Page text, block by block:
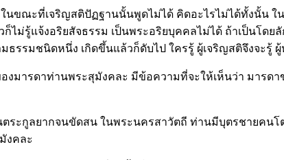
นขณะที่เจริญสติปัฏฐานนั้นพูดไม่ได้ คิดอะไรไม่ได้ทั้งนั้น
ไม่รู้แจ้งอริยสัจธรรม เป็นพระอริยบุคคลไม่ได้ ถ้าเป็นโ
ธรรมชนิดหนึ่ง เกิดขึ้นแล้วก็ดับไป ใครรู้ ผู้เจริญสติจึงจะรู้
งมารดาท่านพระสุมังคละ มีข้อความที่จะให้เห็นว่า มาร
ะกูลยากจนขัดสน ในพระนครสาวัตถี ท่านมีบุตรชายคนโ
งคละ